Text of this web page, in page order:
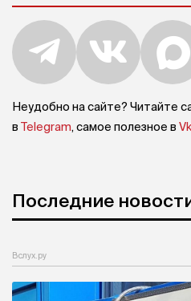
Неудобно на сайте? Читайте
в Telegram, самое полезное в Vk
Последние
Вслух.ру